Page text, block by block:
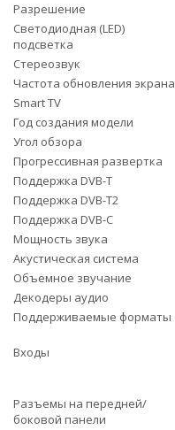
Разрешение
Светодиодная (LED)
подсветка
Стереозвук
Частота обновления экрана
Smart TV
Год создания модели
Угол обзора
Прогрессивная развертка
Поддержка DVB-T
Поддержка DVB-T2
Поддержка DVB-C
Мощность звука
Акустическая система
Объемное звучание
Декодеры аудио
Поддерживаемые форматы
Входы
Разъемы на передней/
боковой панели